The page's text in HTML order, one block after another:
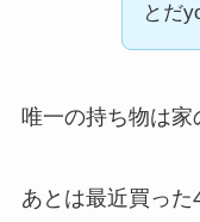
とだ
唯一の持ち物は家
あとは最近買った